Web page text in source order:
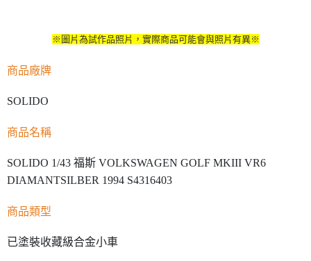
※圖片為試作品照片，實際商品可能會與照片有異※
商品廠牌
SOLIDO
商品名稱
SOLIDO 1/43 福斯 VOLKSWAGEN GOLF MKIII VR6
DIAMANTSILBER 1994 S4316403
商品類型
已塗裝收藏級合金小車